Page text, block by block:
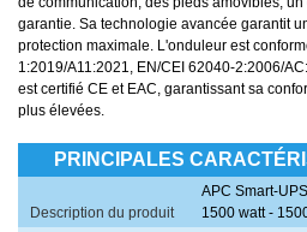
garantie. Sa technologie avancée garantit
protection maximale. L'onduleur est
1:2019/A11:2021, EN/CEI 62040-2:2006/
est certifié CE et EAC, garantissant sa
plus élevées.
PRINCIPALES
Description du produit
APC Smart-
1500 watt -